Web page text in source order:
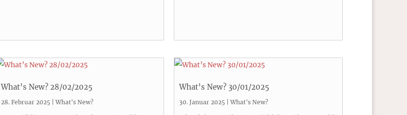
What’s New? 28/02/2025
28. Februar 2025|What's New?
What’s New? 30/01/2025
30. Januar 2025 |What's New?